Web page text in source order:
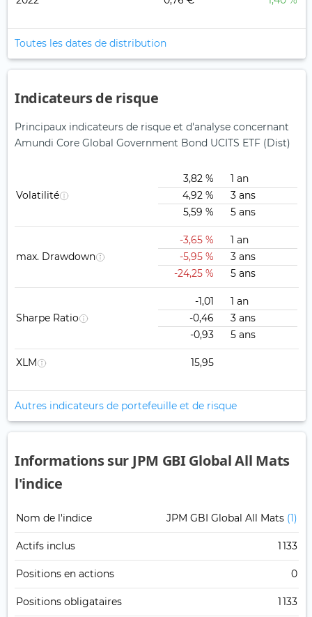
Toutes les dates de distribution
Indicateurs de risque
Principaux indicateurs de risque et d'analyse concernant
Amundi Core Global Government Bond UCITS ETF (Dist)
Volatilité
3,82 %
1 an
4,92 %
3 ans
5,59 %
5 ans
max. Drawdown
-3,65 %
1 an
-5,95 %
3 ans
-24,25 %
5 ans
Sharpe Ratio
-1,01
1 an
-0,46
3 ans
-0,93
5 ans
XLM 15,95
Autres indicateurs de portefeuille et de risque
Informations sur JPM GBI Global All Mats
l'indice
Nom de l'indice JPM GBI Global All Mats (1)
Actifs inclus 1 133
Positions en actions 0
Positions obligataires 1 133